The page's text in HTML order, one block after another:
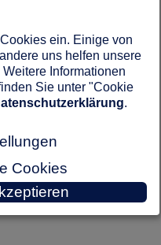
Award 2020
ein. Einige von
uns helfen unsere
Informationen
Sie unter "Cookie
.
Cookies